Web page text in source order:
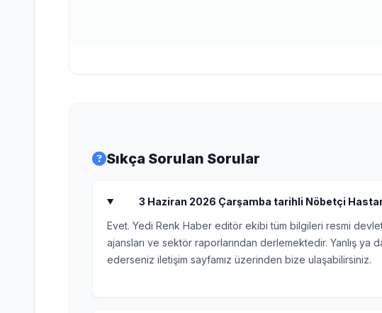
Sıkça Sorulan Sorular
3 Haziran 2026 Çarşamba tarihli Nöbetçi
Evet. Yedi Renk Haber editör ekibi tüm bilgileri resmi
ajansları ve sektör raporlarından derlemektedir. Yanlış ya
ederseniz iletişim sayfamız üzerinden bize ulaşabilirsiniz.